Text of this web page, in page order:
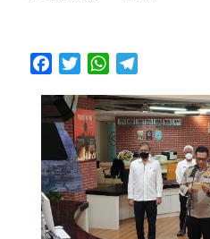
FacebookTwitterWhatsApp